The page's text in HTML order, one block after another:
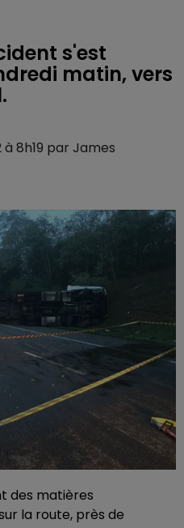
s'est
matin, vers
8h19 par James
des matières
la route, près de